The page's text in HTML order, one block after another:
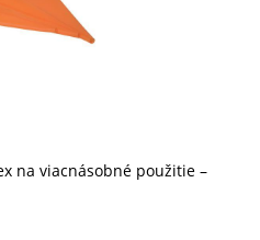
na viacnásobné použitie –